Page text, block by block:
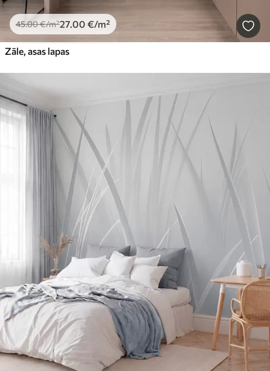
45.00€/m²27 .00 €/m²
Zāle, asas lapas